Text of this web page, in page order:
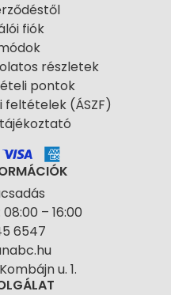
fiók
részletek
pontok
feltételek (ÁSZF)
– 16:00
6547
u. 1.